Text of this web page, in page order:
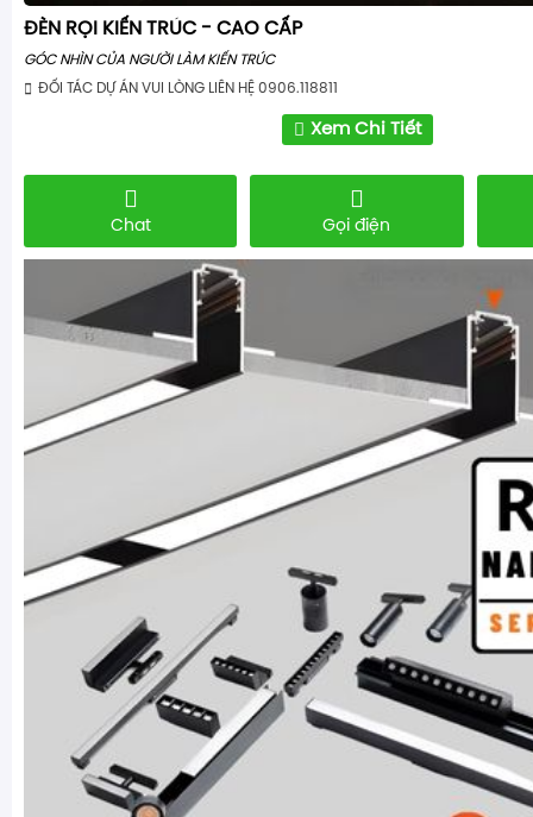
ĐÈN RỌI KIẾN TRÚC - CAO CẤP
GÓC NHÌN CỦA NGƯỜI LÀM KIẾN TRÚC
ĐỐI TÁC DỰ ÁN VUI LÒNG LIÊN HỆ 0906.118811
Xem Chi Tiết
Chat Gọi điện